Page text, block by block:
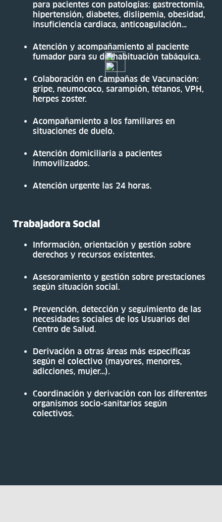
para pacientes con patologías: gastrectomía,
hipertensión, diabetes, dislipemia, obesidad,
insuficiencia cardiaca, anticoagulación…
Atención y acompañamiento al paciente
fumador para su deshabituación tabáquica.
Colaboración en Campañas de Vacunación:
gripe, neumococo, sarampión, tétanos, VPH,
herpes zoster.
Acompañamiento a los familiares en
situaciones de duelo.
Atención domiciliaria a pacientes
inmovilizados.
Atención urgente las 24 horas.
Trabajadora Social
Información, orientación y gestión sobre
derechos y recursos existentes.
Asesoramiento y gestión sobre prestaciones
según situación social.
Prevención, detección y seguimiento de las
necesidades sociales de los Usuarios del
Centro de Salud.
Derivación a otras áreas más específicas
según el colectivo (mayores, menores,
adicciones, mujer…).
Coordinación y derivación con los diferentes
organismos socio-sanitarios según
colectivos.